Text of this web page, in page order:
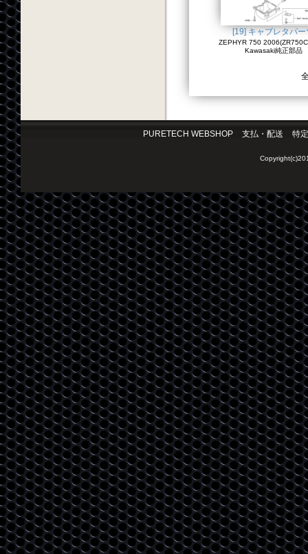
[19] キャブレタパー
ZEPHYR 750
Kawasaki純正部品
PURETECH WEBSHOP 支払・配送 特